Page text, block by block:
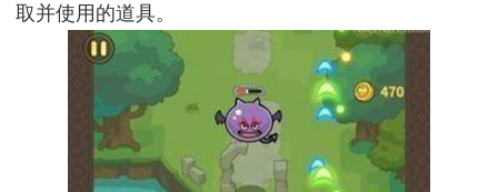
取并使用的道具。